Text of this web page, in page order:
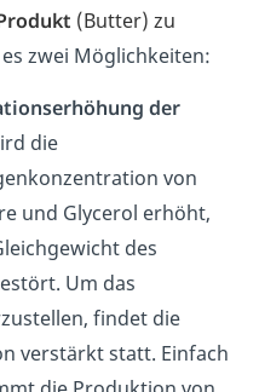
(Butter) zu
zwei Möglichkeiten:
der
die
von
und Glycerol erhöht,
des
Um das
findet die
verstärkt statt. Einfach